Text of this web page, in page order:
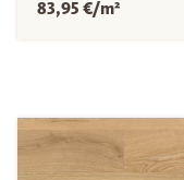
83,95 €/m²